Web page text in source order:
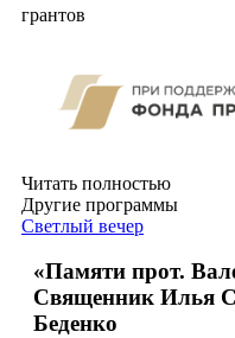
грантов
Читать полностью
Другие программы
Светлый вечер
«Памяти прот.
Священник Илья
Беденко